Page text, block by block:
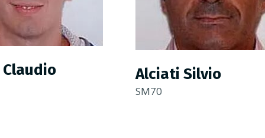
Alciati Silvio
SM70